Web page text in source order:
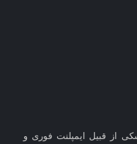
از قبیل ایمپلنت فوری و